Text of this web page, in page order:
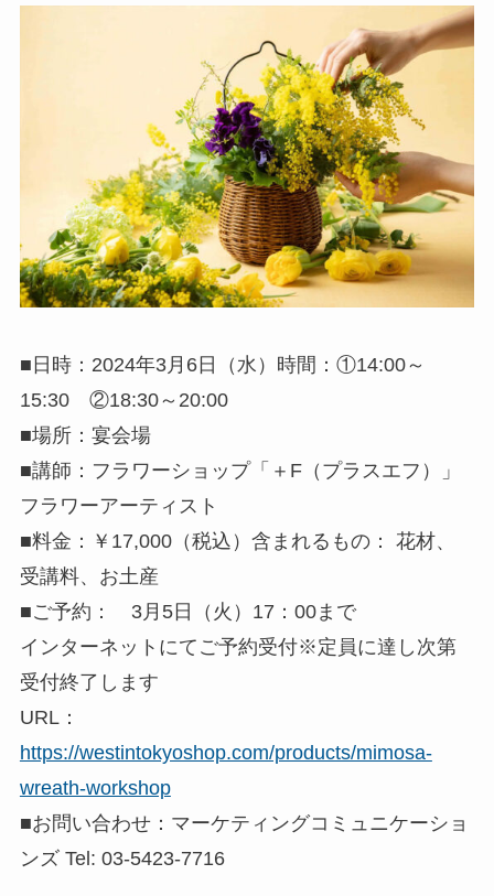
■日時：2024年3月6日（水）時間：①14:00～
15:30 ②18:30～20:00
■場所：宴会場
■講師：フラワーショップ「＋F（プラスエフ）」
フラワーアーティスト
■料金：￥17,000（税込）含まれるもの： 花材、
受講料、お土産
■ご予約： 3月5日（火）17：00まで
インターネットにてご予約受付※定員に達し次第
受付終了します
URL：
https://westintokyoshop.com/products/mimosa-
wreath-workshop
■お問い合わせ：マーケティングコミュニケーショ
ンズ Tel: 03-5423-7716